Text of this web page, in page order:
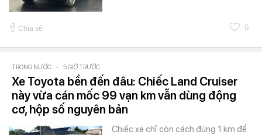
Chia sẻ 0
TRONG NƯỚC - 5 GIỜ TRƯỚC
Xe Toyota bền đến đâu: Chiếc Land Cruiser
này vừa cán mốc 99 vạn km vẫn dùng động
cơ, hộp số nguyên bản
Chiếc xe chỉ còn cách đúng 1 km để